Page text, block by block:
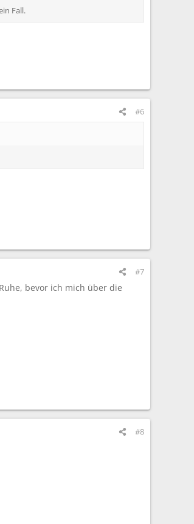
Fall.
#6
#7
bevor ich mich über die
#8